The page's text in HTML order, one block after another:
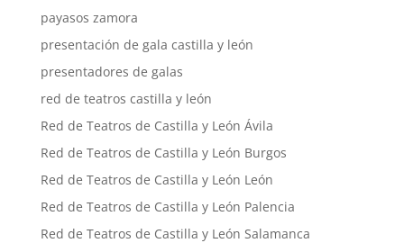
payasos zamora
presentación de gala castilla y león
presentadores de galas
red de teatros castilla y león
Red de Teatros de Castilla y León Ávila
Red de Teatros de Castilla y León Burgos
Red de Teatros de Castilla y León León
Red de Teatros de Castilla y León Palencia
Red de Teatros de Castilla y León Salamanca